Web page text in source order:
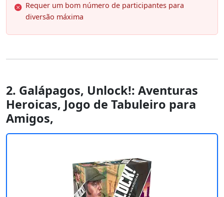
Requer um bom número de participantes para
diversão máxima
2. Galápagos, Unlock!: Aventuras
Heroicas, Jogo de Tabuleiro para
Amigos,